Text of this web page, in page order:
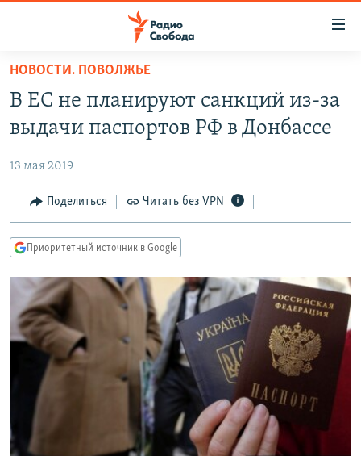
упрощенного
доступа
основному
Вернутся
главной
навигации
Вернутся
поиску
АВТОРСКИЕ ПРОЕКТЫ
ЦИТАТЫ СВОБОДЫ
МНЕНИЯ
IDEL.РЕАЛИИ
КАВКАЗ.РЕАЛИИ
СЕВЕР.РЕАЛИИ
СИБИРЬ.РЕАЛИИ
РАСПИСАНИЕ ВЕЩАНИЯ
ПОДПИШИТЕСЬ НА РАССЫЛКУ
СОЦИАЛЬНЫЕ СЕТИ
НОВОСТИ. ПОВОЛЖЬЕ
В ЕС не планируют санкций из-за
выдачи паспортов РФ в Донбассе
13 мая 2019
Поделиться Читать без VPN
Приоритетный источник в Google